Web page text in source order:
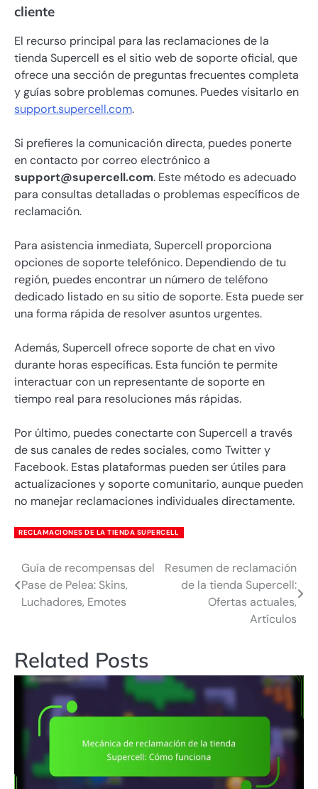
cliente
El recurso principal para las reclamaciones de la
tienda Supercell es el sitio web de soporte oficial, que
ofrece una sección de preguntas frecuentes completa
y guías sobre problemas comunes. Puedes visitarlo en
support.supercell.com.
Si prefieres la comunicación directa, puedes ponerte
en contacto por correo electrónico a
support@supercell.com. Este método es adecuado
para consultas detalladas o problemas específicos de
reclamación.
Para asistencia inmediata, Supercell proporciona
opciones de soporte telefónico. Dependiendo de tu
región, puedes encontrar un número de teléfono
dedicado listado en su sitio de soporte. Esta puede ser
una forma rápida de resolver asuntos urgentes.
Además, Supercell ofrece soporte de chat en vivo
durante horas específicas. Esta función te permite
interactuar con un representante de soporte en
tiempo real para resoluciones más rápidas.
Por último, puedes conectarte con Supercell a través
de sus canales de redes sociales, como Twitter y
Facebook. Estas plataformas pueden ser útiles para
actualizaciones y soporte comunitario, aunque pueden
no manejar reclamaciones individuales directamente.
RECLAMACIONES DE LA TIENDA SUPERCELL
Post
navigation
Guía de recompensas del
Pase de Pelea: Skins,
Luchadores, Emotes
Resumen de reclamación
de la tienda Supercell:
Ofertas actuales,
Artículos
Related Posts